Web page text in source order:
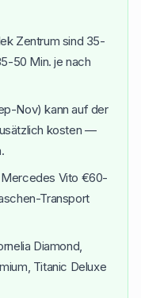
Zentrum sind 35-
50 Min. je nach
Nov) kann auf der
kosten —
Vito €60-
Transport
Diamond,
Titanic Deluxe